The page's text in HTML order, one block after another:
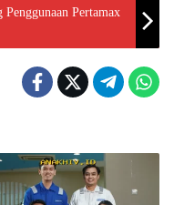
Pertamax